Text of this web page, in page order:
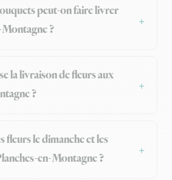
peut-on faire livrer
?
la livraison de fleurs aux
?
fleurs le dimanche et les
en-Montagne ?